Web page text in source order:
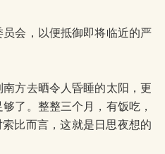
会，以便抵御即将临近的严
方去晒令人昏睡的太阳，更
了。整整三个月，有饭吃，
比而言，这就是日思夜想的